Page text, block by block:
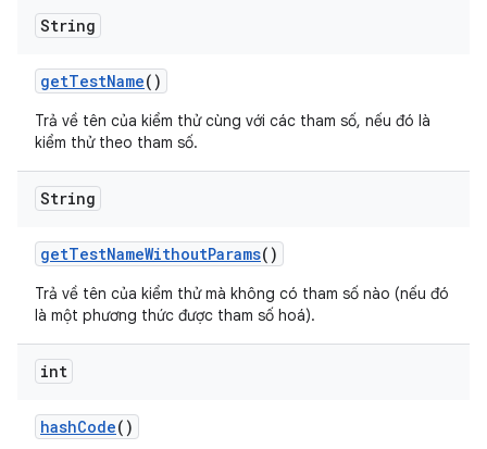
String
getTestName()
Trả về tên của kiểm thử cùng với các tham số, nếu đó là
kiểm thử theo tham số.
String
getTestNameWithoutParams()
Trả về tên của kiểm thử mà không có tham số nào (nếu đó
là một phương thức được tham số hoá).
int
hashCode()